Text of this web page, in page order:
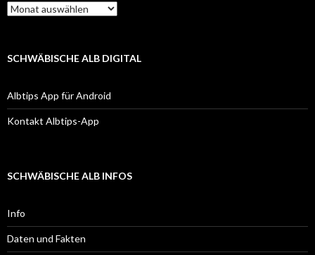
Kalendarische
Übersicht
SCHWÄBISCHE ALB DIGITAL
Albtips App für Android
Kontakt Albtips-App
SCHWÄBISCHE ALB INFOS
Info
Daten und Fakten